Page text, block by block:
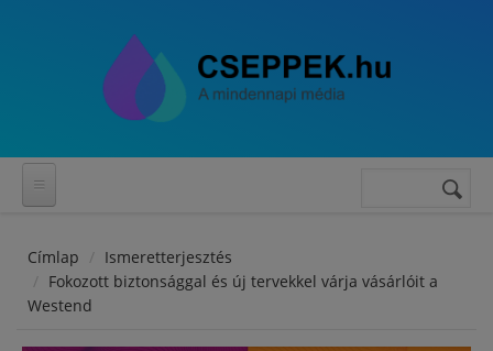
Keresés
Címlap
Ismeretterjesztés
Fokozott biztonsággal és új tervekkel várja vásárlóit a
Westend